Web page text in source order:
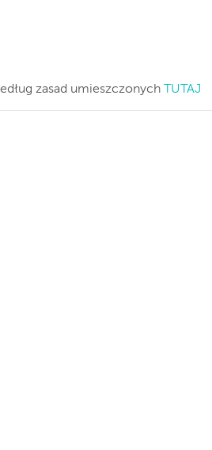
zasad umieszczonych TUTAJ